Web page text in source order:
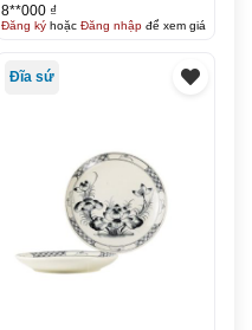
8**000 ₫
Đăng kýhoặc Đăng nhậpđể xem giá
Đĩa sứ